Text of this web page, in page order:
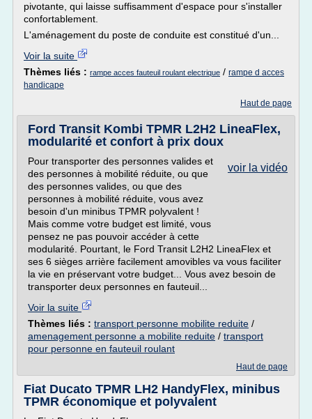
pivotante, qui laisse suffisamment d'espace pour s'installer
confortablement.
L'aménagement du poste de conduite est constitué d'un...
Voir la suite
Thèmes liés : rampe acces fauteuil roulant electrique / rampe d acces
handicape
Haut de page
Ford Transit Kombi TPMR L2H2 LineaFlex,
modularité et confort à prix doux
voir la vidéo
Pour transporter des personnes valides et
des personnes à mobilité réduite, ou que
des personnes valides, ou que des
personnes à mobilité réduite, vous avez
besoin d'un minibus TPMR polyvalent !
Mais comme votre budget est limité, vous
pensez ne pas pouvoir accéder à cette
modularité. Pourtant, le Ford Transit L2H2 LineaFlex et
ses 6 sièges arrière facilement amovibles va vous faciliter
la vie en préservant votre budget... Vous avez besoin de
transporter deux personnes en fauteuil...
Voir la suite
Thèmes liés : transport personne mobilite reduite /
amenagement personne a mobilite reduite / transport
pour personne en fauteuil roulant
Haut de page
Fiat Ducato TPMR LH2 HandyFlex, minibus
TPMR économique et polyvalent